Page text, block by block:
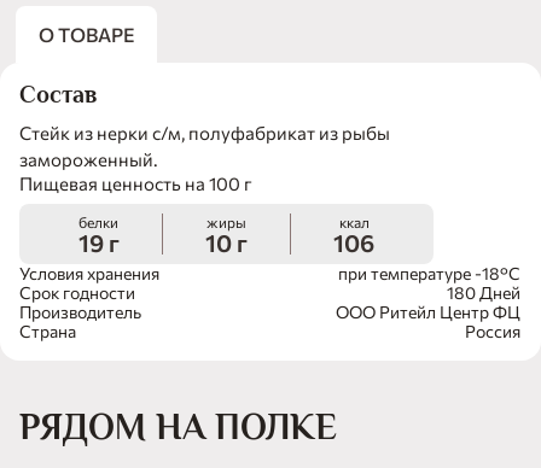
О ТОВАРЕ
Пищевая ценность на 100 г
белки
19 г
жиры
10 г
ккал
106
Условия хранения
при температуре -18°С
Срок годности
180 Дней
Производитель
ООО Ритейл Центр ФЦ
Страна
Россия
Состав
Стейк из нерки с/м, полуфабрикат из рыбы
замороженный.
РЯДОМ НА ПОЛКЕ